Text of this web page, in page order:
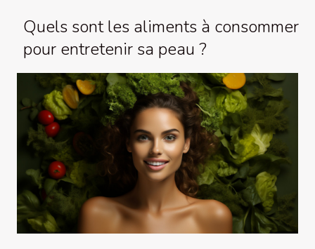
Quels sont les aliments à consommer
pour entretenir sa peau ?